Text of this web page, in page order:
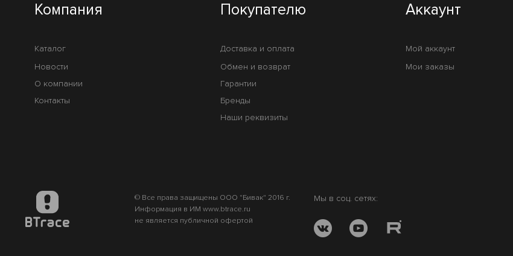
Компания
Каталог
Новости
О компании
Контакты
Покупателю
Доставка и оплата
Обмен и возврат
Гарантии
Бренды
Наши реквизиты
Аккаунт
Мой аккаунт
Мои заказы
© Все права защищены ООО "Бивак" 2016 г.
Информация в ИМ www.btrace.ru
не является публичной офертой
Мы в соц. сетях: